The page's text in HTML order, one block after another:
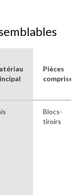
Pièces
comprises
Blocs-
tiroirs